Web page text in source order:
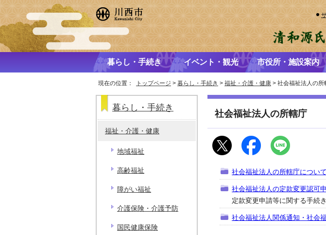
暮らし・手続き イベント・観光 市役所・施設案内
現在の位置： トップページ > 暮らし・手続き > 福祉・介護・健康 > 社会福祉法人の所
社会福祉法人の所轄庁
社会福祉法人の所轄庁について
社会福祉法人の定款変更認可
定款変更申請等に関する手続
社会福祉法人関係通知・社会
暮らし・手続き
福祉・介護・健康
地域福祉
高齢福祉
障がい福祉
介護保険・介護予防
国民健康保険